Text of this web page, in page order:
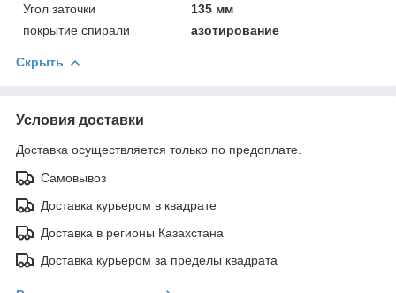
Угол заточки
135 мм
покрытие спирали
азотирование
Скрыть
Условия доставки
Доставка осуществляется только по предоплате.
Самовывоз
Доставка курьером в квадрате
Доставка в регионы Казахстана
Доставка курьером за пределы квадрата